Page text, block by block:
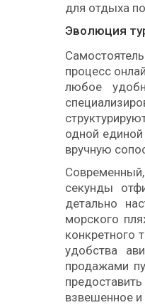
для отдыха
Эволюция
процесс
любое
одной
вручную
секунды
детально
морского
конкретного
удобства
продажами
взвешенное